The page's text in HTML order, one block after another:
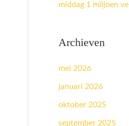
middag 1 miljoen
Archieven
mei 2026
januari 2026
oktober 2025
september 2025